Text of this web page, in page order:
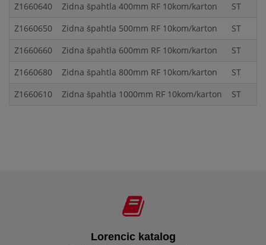
Z1660640
Zidna špahtla 400mm RF 10kom/karton
ST
Z1660650
Zidna špahtla 500mm RF 10kom/karton
ST
Z1660660
Zidna špahtla 600mm RF 10kom/karton
ST
Z1660680
Zidna špahtla 800mm RF 10kom/karton
ST
Z1660610
Zidna špahtla 1000mm RF 10kom/karton ST
Lorencic katalog